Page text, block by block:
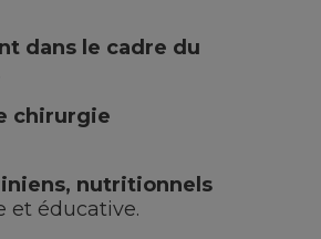
dans le cadre du
chirurgie
nutritionnels
et éducative.